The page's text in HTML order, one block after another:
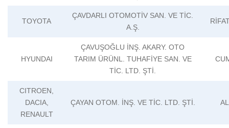
TOYOTA
ÇAVDARLI OTOMOTİV SAN. VE TİC.
A.Ş.
HYUNDAI
ÇAVUŞOĞLU İNŞ. AKARY. OTO
TARIM ÜRÜNL. TUHAFİYE SAN. VE
TİC. LTD. ŞTİ.
CITROEN,
DACIA,
RENAULT
ÇAYAN OTOM. İNŞ. VE TİC. LTD. ŞTİ.